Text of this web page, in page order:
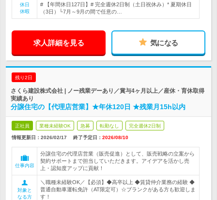
休日
休暇
# 【年間休日127日】# 完全週休2日制（土日祝休み）* 夏期休日
（3日）└7月～9月の間で任意の…
求人詳細を見る 気になる
残り2日
さくら建設株式会社 | ノー残業デーあり／賞与4ヶ月以上／産休・育休取得
実績あり
分譲住宅の【代理店営業】★年休120日 ★残業月15h以内
正社員 業種未経験OK 急募 転勤なし 完全週休2日制
情報更新日：2026/02/17 終了予定日： 2026/08/10
仕事内容
分譲住宅の代理店営業（販売促進）として、販売戦略の立案から
契約サポートまで担当していただきます。アイデアを活かし売
上・認知度アップに貢献！
対象と
なる方
＼職種未経験OK／【必須】◆高卒以上 ◆賃貸仲介業務の経験 ◆
普通自動車運転免許（AT限定可）☆ブランクがある方も歓迎しま
す！